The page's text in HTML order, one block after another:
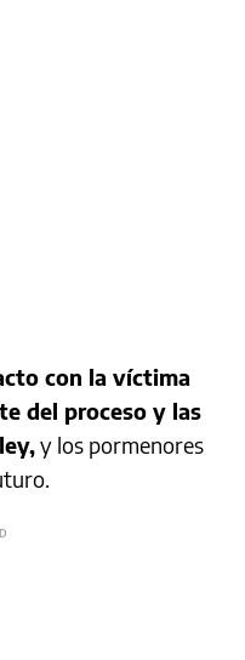
con la víctima
del proceso y las
y los pormenores